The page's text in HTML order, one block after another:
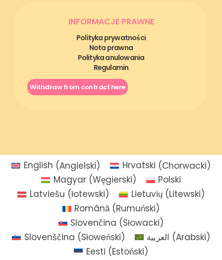
INFORMACJE PRAWNE
Polityka prywatności
Nota prawna
Polityka anulowania
Regulamin
Withdraw from contract here
English (Angielski) Hrvatski (Chorwacki)
Magyar(Węgierski)
Polski
Latviešu (łotewski) Lietuvių(Litewski)
Română(Rumuński)
Slovenčina (Słowacki)
Slovenščina (Słoweński) العربية (Arabski)
Eesti (Estoński)